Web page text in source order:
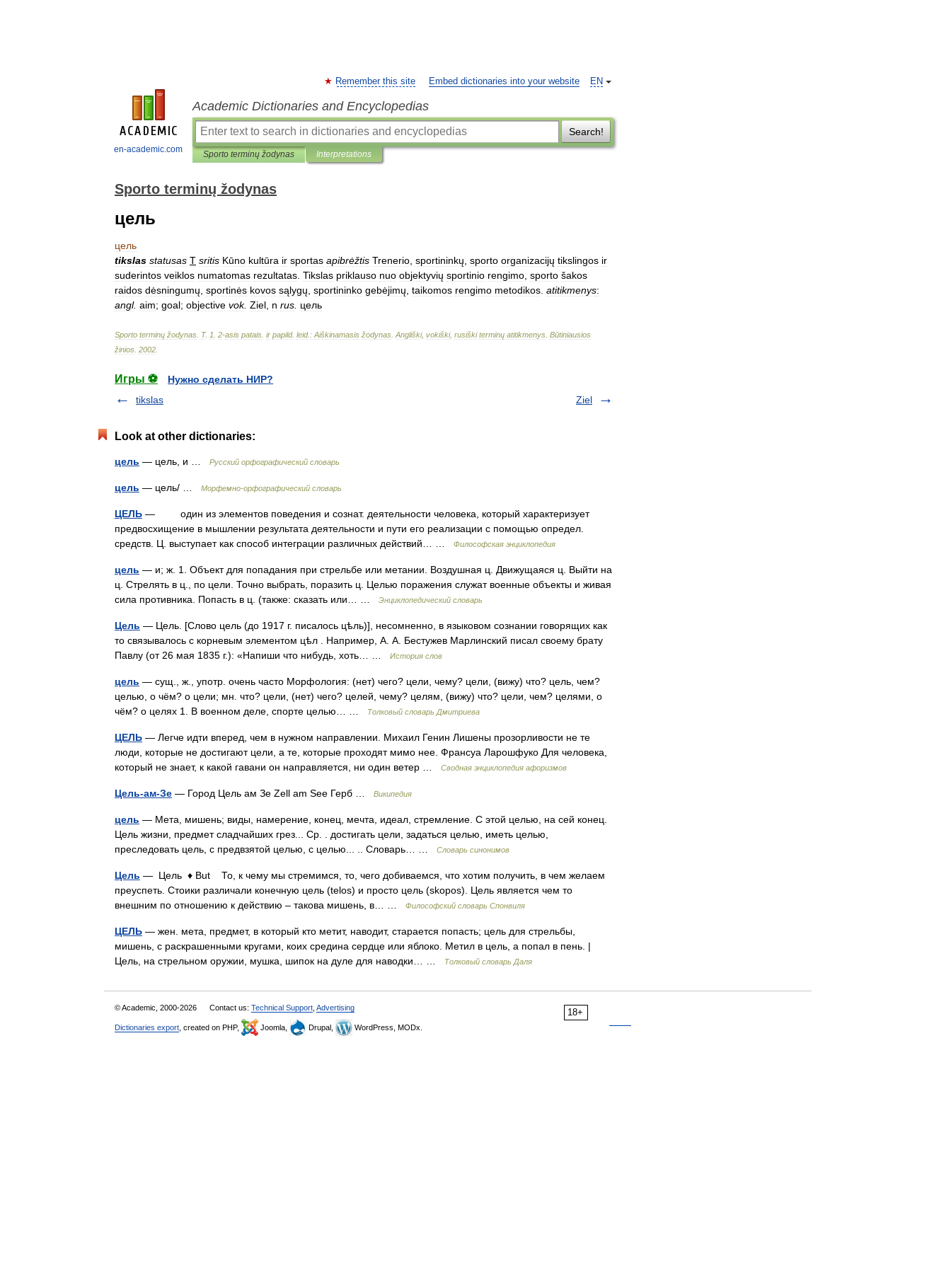
en-academic.com
EN
Remember this site Embed dictionaries into your website
Academic Dictionaries and Encyclopedias
Search!
Sporto terminų žodynas Interpretations
Sporto terminų žodynas
цель
цель
tikslas statusas T sritis Kūno kultūra ir sportas apibrėžtis Trenerio sportininkų sporto organizacijų tikslingos ir
suderintos veiklos numatomas rezultatas Tikslas priklauso nuo objektyvių sportinio rengimo sporto šakos
raidos dėsningumų sportinės kovos sąlygų sportininko gebėjimų taikomos rengimo metodikos atitikmenys:
angl. aim; goal; objective vok. Ziel n rus цель
Sporto terminų žodynas T. 1 2-asis patais ir papild. leid. : Aiškinamasis žodynas Angliški, vokiški, rusiški terminų atitikmenys Būtiniausios
žinios 2002
Игры ⚽
Нужно сделать НИР?
tikslas
Ziel
Look at other dictionaries:
цель — цель, и … Русский орфографический словарь
цель — цель/ … Морфемно-орфографический словарь
ЦЕЛЬ — один из элементов поведения и сознат. деятельности человека, который характеризует
предвосхищение в мышлении результата деятельности и пути его реализации с помощью определ.
средств. Ц. выступает как способ интеграции различных действий… …
Философская энциклопедия
цель — и; ж. 1. Объект для попадания при стрельбе или метании. Воздушная ц. Движущаяся ц. Выйти на
ц. Стрелять в ц., по цели. Точно выбрать, поразить ц. Целью поражения служат военные объекты и живая
сила противника. Попасть в ц. (также: сказать или… …
Энциклопедический словарь
Цель — Цель. [Слово цель (до 1917 г. писалось цѣль)], несомненно, в языковом сознании говорящих как
то связывалось с корневым элементом цѣл . Например, А. А. Бестужев Марлинский писал своему брату
Павлу (от 26 мая 1835 г.): «Напиши что нибудь, хоть… …
История слов
цель — сущ., ж., употр. очень часто Морфология: (нет) чего? цели, чему? цели, (вижу) что? цель, чем?
целью, о чём? о цели; мн. что? цели, (нет) чего? целей, чему? целям, (вижу) что? цели, чем? целями, о
чём? о целях 1. В военном деле, спорте целью… …
Толковый словарь Дмитриева
ЦЕЛЬ — Легче идти вперед, чем в нужном направлении. Михаил Генин Лишены прозорливости не те
люди, которые не достигают цели, а те, которые проходят мимо нее. Франсуа Ларошфуко Для человека,
который не знает, к какой гавани он направляется, ни один ветер …
Сводная энциклопедия афоризмов
Цель-ам-Зе — Город Цель ам Зе Zell am See Герб … Википедия
цель — Мета, мишень; виды, намерение, конец, мечта, идеал, стремление. С этой целью, на сей конец.
Цель жизни, предмет сладчайших грез... Ср. . достигать цели, задаться целью, иметь целью,
преследовать цель, с предвзятой целью, с целью... .. Словарь… …
Словарь синонимов
Цель — Цель ♦ But То, к чему мы стремимся, то, чего добиваемся, что хотим получить, в чем желаем
преуспеть. Стоики различали конечную цель (telos) и просто цель (skopos). Цель является чем то
внешним по отношению к действию – такова мишень, в… …
Философский словарь Спонвиля
ЦЕЛЬ — жен. мета, предмет, в который кто метит, наводит, старается попасть; цель для стрельбы,
мишень, с раскрашенными кругами, коих средина сердце или яблоко. Метил в цель, а попал в пень. |
Цель, на стрельном оружии, мушка, шипок на дуле для наводки… …
Толковый словарь Даля
18+
© Academic, 2000-2026 Contact us: Technical Support Advertising
Dictionaries export , created on PHP, Joomla, Drupal, WordPress, MODx.